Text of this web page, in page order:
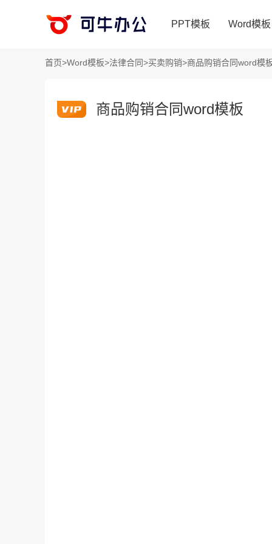
PPT模板 Word模板
首页>Word模板>法律合同>买卖购销>商品购销合同word模
商品购销合同word模板